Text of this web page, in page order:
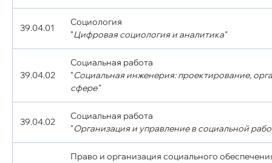
39.04.01
Социология
"Цифровая социология и аналитика"
39.04.02
Социальная работа
"Социальная инженерия: проектирование,
сфере"
39.04.02
Социальная работа
"Организация и управление в социальной
Право и организация социального